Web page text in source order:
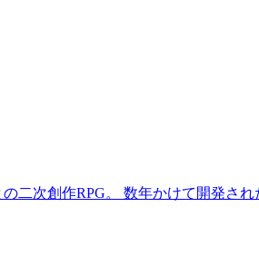
二次創作RPG。 数年かけて開発さ